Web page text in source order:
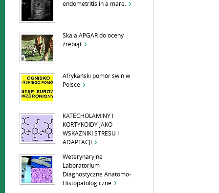
endometritis in a mare.
Skala APGAR do oceny
źrebiąt
Afrykański pomór świń w
Polsce
KATECHOLAMINY I
KORTYKOIDY JAKO
WSKAŹNIKI STRESU I
ADAPTACJI
Weterynaryjne
Laboratorium
Diagnostyczne Anatomo-
Histopatologiczne